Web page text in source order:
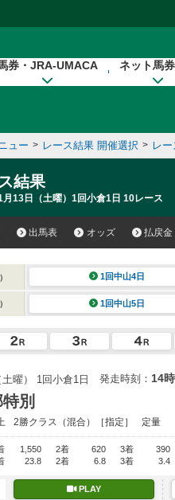
券・JRA-UMACA ネット馬
ュー > レース結果 開催選択 > レ
結果
13日（土曜）1回小倉1日 10レース
出馬表 オッズ 払戻金
1回中山4日
1回中山5日
曜） 1回小倉1日 発走時刻： 14
別
2勝クラス （混合）［指定］ 定量
1,550 2着 620 3着
390
23.8 2着 6.8 3着 3.4
PLAY